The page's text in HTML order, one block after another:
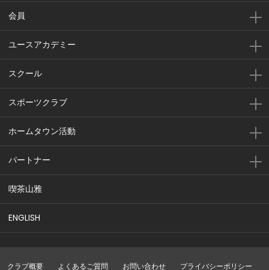
会員
ユースアカデミー
スクール
スポーツクラブ
ホームタウン活動
パートナー
喫茶山雅
ENGLISH
クラブ概要 よくあるご質問 お問い合わせ プライバシーポリシー